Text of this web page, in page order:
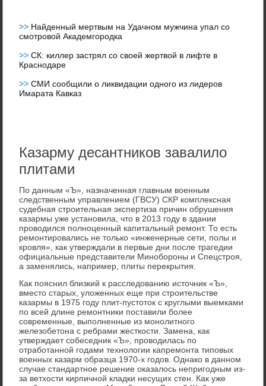
>> Найденный мертвым на Удачном мужчина упал со
смотровой Академгородка
>>СК: киллер застрял со своей жертвой в лифте в
Краснодаре
>>СМИ сообщили о ликвидации одного из лидеров
Имарата Кавказ
Казарму десантников завалило
плитами
По данным «Ъ», назначенная главным военным
следственным управлением (ГВСУ) СКР комплексная
судебная строительная экспертиза причин обрушения
казармы уже установила, что в 2013 году в здании
проводился полноценный капитальный ремонт. То есть
ремонтировались не только «инженерные сети, полы и
кровля», как утверждали в первые дни после трагедии
официальные представители Минобороны и Спецстроя,
а заменялись, например, плиты перекрытия.
Как пояснил близкий к расследованию источник «Ъ»,
вместо старых, уложенных еще при строительстве
казармы в 1975 году плит-пустоток с круглыми выемками
по всей длине ремонтники поставили более
современные, выполненные из монолитного
железобетона с ребрами жесткости. Замена, как
утверждает собеседник «Ъ», проводилась по
отработанной годами технологии капремонта типовых
военных казарм образца 1970-х годов. Однако в данном
случае стандартное решение оказалось непригодным из-
за ветхости кирпичной кладки несущих стен. Как уже